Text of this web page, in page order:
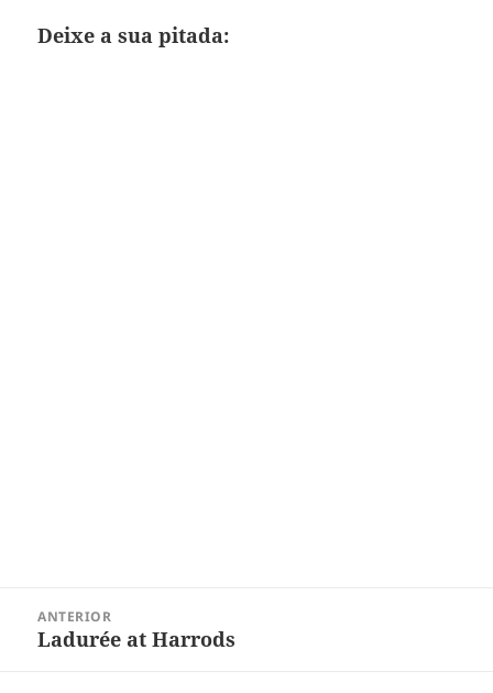
Deixe a sua pitada:
ANTERIOR
Post
Ladurée at Harrods